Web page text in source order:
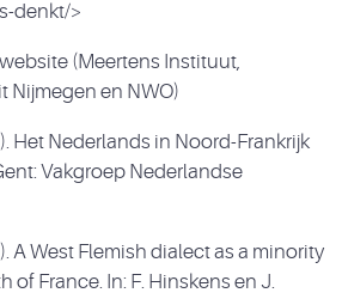
denkt/>
(Meertens Instituut,
Nijmegen en NWO)
Het Nederlands in Noord-Frankrijk
Vakgroep Nederlandse
A West Flemish dialect as a minority
of France. In: F. Hinskens en J.